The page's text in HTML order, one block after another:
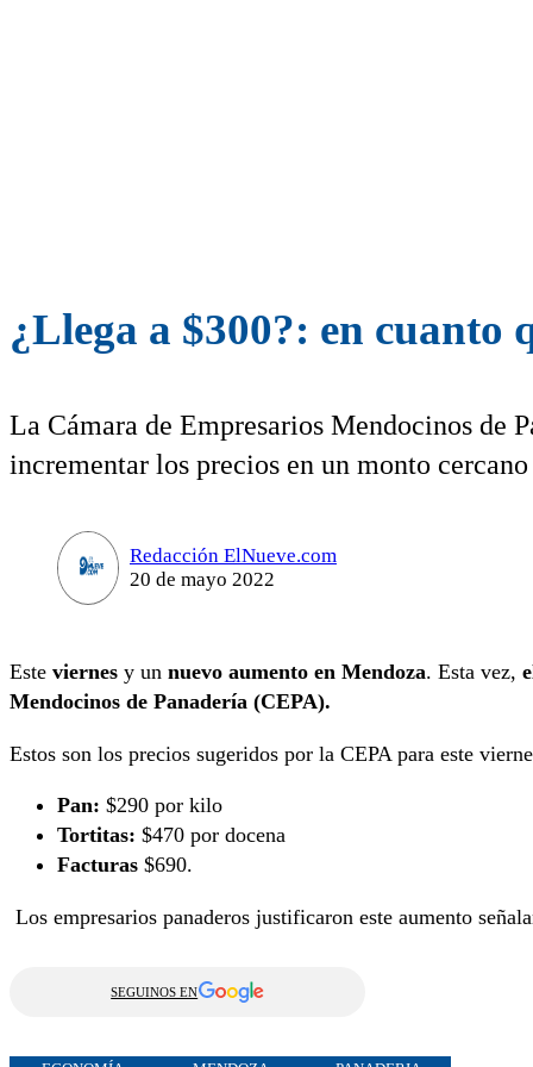
¿Llega a $300?: en cuanto
La Cámara de Empresarios Mendocinos de
incrementar los precios en un monto
Redacción ElNueve.com
20 de mayo 2022
Este viernes y un nuevo aumento en Mendoza. Esta vez,
Mendocinos de Panadería (CEPA).
Estos son los precios sugeridos por la CEPA para este
Pan: $290 por kilo
Tortitas: $470 por docena
Facturas $690.
Los empresarios panaderos justificaron este aumento
SEGUINOS EN